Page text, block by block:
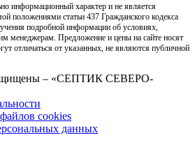
информационный характер и не является
положениями статьи 437 Гражданского кодекса
подробной информации об условиях,
менеджерам. Предложение и цены на сайте носят
отличаться от указанных, не являются публичной
– «СЕПТИК СЕВЕРО-
cookies
данных